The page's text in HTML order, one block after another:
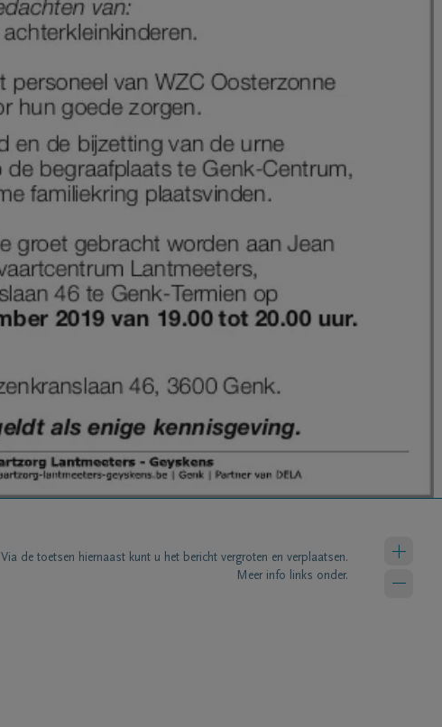
Via de toetsen hiernaast kunt u het bericht vergroten en verplaatsen.
Meer info links onder.